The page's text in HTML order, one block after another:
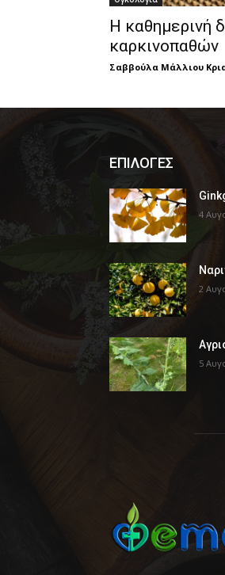
Η καθημερινή
καρκινοπαθών
Σαββούλα Μάλλιου
ΕΠΙΛΟΓΕΣ
4
2
5